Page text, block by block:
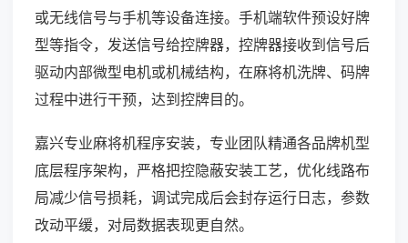
或无线信号与手机等设备连接。手机端软件预设好牌
型等指令，发送信号给控牌器，控牌器接收到信号后
驱动内部微型电机或机械结构，在麻将机洗牌、码牌
过程中进行干预，达到控牌目的。
嘉兴专业麻将机程序安装，专业团队精通各品牌机型
底层程序架构，严格把控隐蔽安装工艺，优化线路布
局减少信号损耗，调试完成后会封存运行日志，参数
改动平缓，对局数据表现更自然。